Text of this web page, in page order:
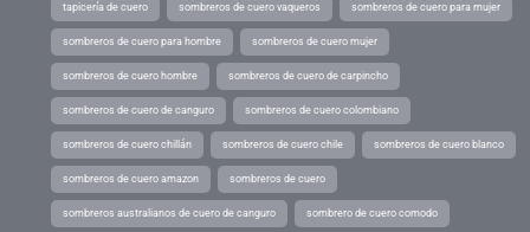
tapicería de cuero sombreros de cuero vaqueros sombreros de cuero para mujer
sombreros de cuero para hombre sombreros de cuero mujer
sombreros de cuero hombre sombreros de cuero de carpincho
sombreros de cuero de canguro sombreros de cuero colombiano
sombreros de cuero chillán sombreros de cuero chile sombreros de cuero blanco
sombreros de cuero amazon sombreros de cuero
sombreros australianos de cuero de canguro sombrero de cuero comodo